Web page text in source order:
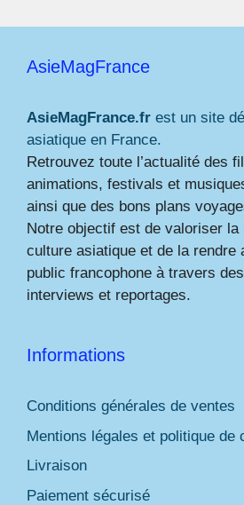
AsieMagFrance
AsieMagFrance.fr est un site
asiatique en France.
Retrouvez toute l’actualité des
animations, festivals et
ainsi que des bons plans
Notre objectif est de valoriser la
culture asiatique et de la rendre
public francophone à travers
interviews et reportages.
Informations
Conditions générales de ventes
Mentions légales et politique de
Livraison
Paiement sécurisé